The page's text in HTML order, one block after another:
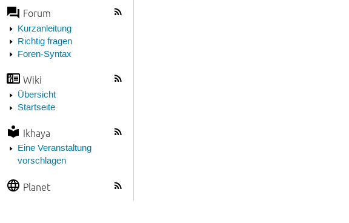
Forum
Kurzanleitung
Richtig fragen
Foren-Syntax
Wiki
Übersicht
Startseite
Ikhaya
Eine Veranstaltung
vorschlagen
Planet